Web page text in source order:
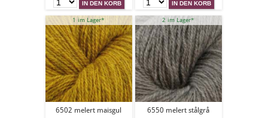
1 im Lager*
6502 melert maisgul
2 im Lager*
6550 melert stålgrå